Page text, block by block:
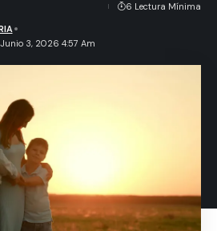
3, 2026 4:57 Am
6 Lectura Mínima